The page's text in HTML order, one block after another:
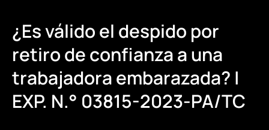
¿Es válido el despido por
retiro de confianza a una
trabajadora embarazada? |
EXP. N.° 03815-2023-PA/TC